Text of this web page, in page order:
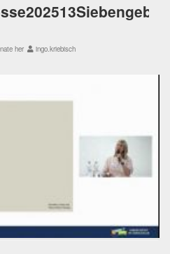
her ingo.kriebisch